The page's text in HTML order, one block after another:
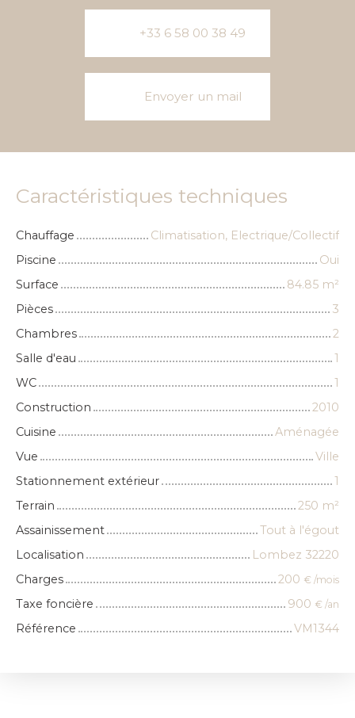
+33 6 58 00 38 49
Envoyer un mail
Caractéristiques techniques
Chauffage
Climatisation, Electrique/Collectif
Piscine
Oui
Surface
84.85 m²
Pièces
3
Chambres
2
Salle d'eau
1
WC
1
Construction
2010
Cuisine
Aménagée
Vue
Ville
Stationnement extérieur
1
Terrain
250 m²
Assainissement
Tout à l'égout
Localisation
Lombez 32220
Charges
200 € /mois
Taxe foncière 900 € /an
Référence VM1344